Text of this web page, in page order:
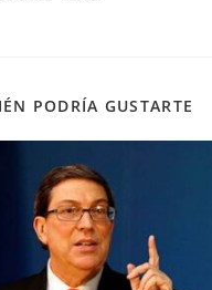
PODRÍA GUSTARTE